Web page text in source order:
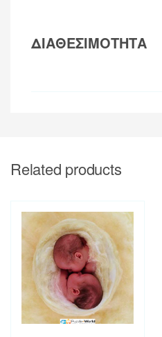
ΔΙΑΘΕΣΙΜΟΤΗΤΑ
Related products